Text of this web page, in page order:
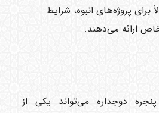
برای پروژه‌های انبوه، شرایط
ارائه می‌دهند.
دوجداره می‌تواند یکی از